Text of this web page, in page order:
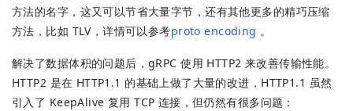
方法的名字，这又可以节省大量字节，还有其他更多的精巧压缩
方法，比如 TLV，详情可以参考proto encoding 。
解决了数据体积的问题后，gRPC 使用 HTTP2 来改善传输性能。
HTTP2 是在 HTTP1.1 的基础上做了大量的改进，HTTP1.1 虽然
引入了 KeepAlive 复用 TCP 连接，但仍然有很多问题：